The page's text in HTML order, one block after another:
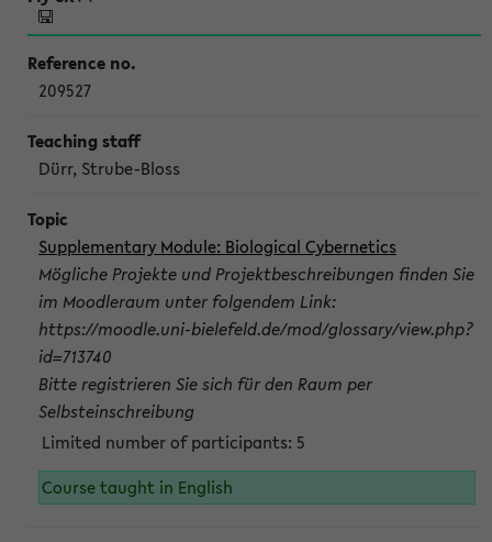
209527
Dürr, Strube-Bloss
Supplementary Module: Biological Cybernetics
Mögliche Projekte und Projektbeschreibungen finden Sie
im Moodleraum unter folgendem Link:
https://moodle.uni-bielefeld.de/mod/glossary/view.php?
id=713740
Bitte registrieren Sie sich für den Raum per
Selbsteinschreibung
Limited number of participants: 5
Course taught in English